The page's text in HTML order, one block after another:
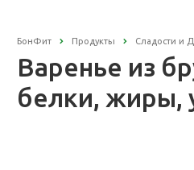
БонФит Продукты Сладости и
Варенье из
белки, жиры,